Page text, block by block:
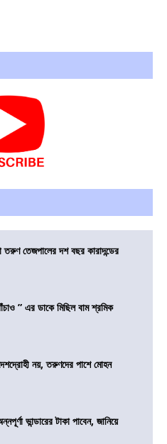
তরুণ তেজপালের দশ বছর কারাদন্ডের
” এর ডাকে মিছিল বাম শ্রমিক
নয়, তরুণদের পাশে মোহন
ভান্ডারের টাকা পাবেন, জানিয়ে